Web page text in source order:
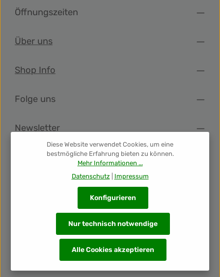
Öffnungszeiten
Über uns
Shop Info
Folge uns
Newsletter
Unsere Auszeichnungen
Alle Preise inkl. gesetzl. Mehrwertsteuer zzgl.
Versandkosten
und ggf. Nachnahmegebühren, wenn nicht anders
angegeben.
Diese Website verwendet Cookies, um eine
bestmögliche Erfahrung bieten zu können.
Mehr Informationen ...
Datenschutz
Impressum
Nur technisch notwendige
Konfigurieren
Alle Cookies akzeptieren